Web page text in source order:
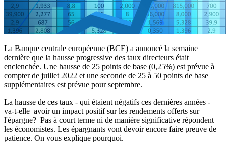
La Banque centrale européenne (BCE) a annoncé la semaine
dernière que la hausse progressive des taux directeurs était
enclenchée. Une hausse de 25 points de base (0,25%) est prévue à
compter de juillet 2022 et une seconde de 25 à 50 points de base
supplémentaires est prévue pour septembre.
La hausse de ces taux - qui étaient négatifs ces dernières années -
va-t-elle avoir un impact positif sur les rendements offerts sur
l'épargne? Pas à court terme ni de manière significative répondent
les économistes. Les épargnants vont devoir encore faire preuve de
patience. On vous explique pourquoi.